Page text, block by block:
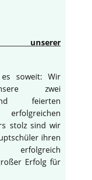
unserer
soweit: Wir
zwei
feierten
stolz sind wir
ihren
erfolgreich
Erfolg für